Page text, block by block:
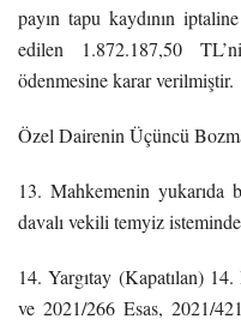
payın tapu kaydının
edilen 1.872.187,50
ödenmesine karar verilmiştir.
Özel Dairenin Üçüncü
13. Mahkemenin yukarıda
davalı vekili temyiz
14. Yargıtay (Kapatılan)
ve 2021/266 Esas, 2021/